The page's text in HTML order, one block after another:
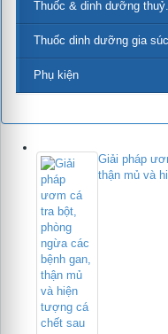
Thuốc & dinh dưỡng
Thuốc dinh dưỡng gia
Phụ kiện
Giải pháp
thận mủ và